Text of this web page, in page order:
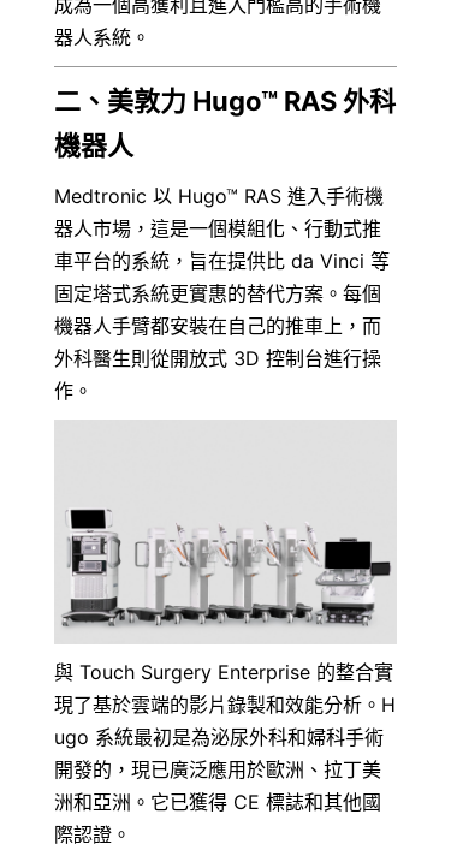
器人系統。
二、美敦力 Hugo™ RAS 外科
機器人
Medtronic 以 Hugo™ RAS 進入手術機
器人市場，這是一個模組化、行動式推
車平台的系統，旨在提供比 da Vinci 等
固定塔式系統更實惠的替代方案。每個
機器人手臂都安裝在自己的推車上，而
外科醫生則從開放式 3D 控制台進行操
作。
與 Touch Surgery Enterprise 的整合實
現了基於雲端的影片錄製和效能分析。H
ugo 系統最初是為泌尿外科和婦科手術
開發的，現已廣泛應用於歐洲、拉丁美
洲和亞洲。它已獲得 CE 標誌和其他國
際認證。